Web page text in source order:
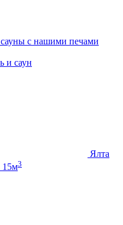
с нашими печами
и саун
Ялта
15м3